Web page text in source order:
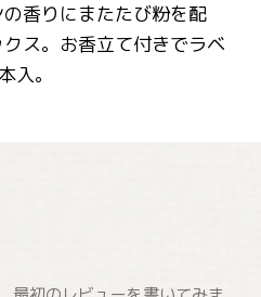
香りにまたたび粉を配
ス。お香立て付きでラベ
入。